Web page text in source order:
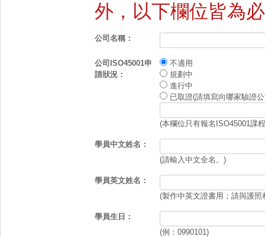
外，以下欄位皆為
公司名稱：
公司ISO45001申
請狀況：
不適用
規劃中
進行中
已取證(請填寫向哪家驗證
(本欄位只有報名ISO45001課
學員中文姓名：
(請輸入中文全名。)
學員英文姓名：
(製作中英文證書用；請與護
學員生日：
(例：0990101)